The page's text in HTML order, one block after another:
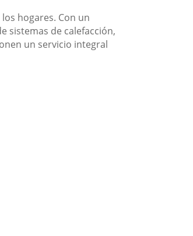
hogares. Con un
sistemas de calefacción,
un servicio integral